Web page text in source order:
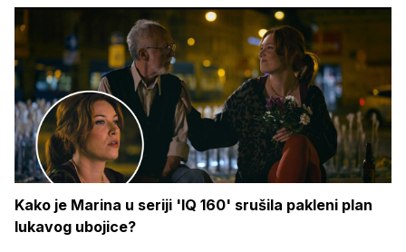
Kako je Marina u seriji 'IQ 160' srušila pakleni plan
lukavog ubojice?